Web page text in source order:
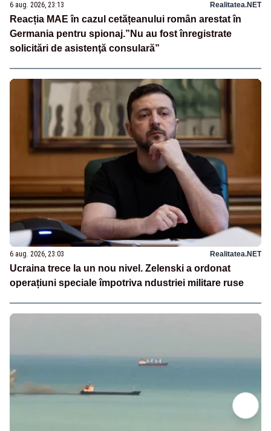
6 aug. 2026, 23:13 Realitatea.NET
Reacția MAE în cazul cetățeanului român arestat în
Germania pentru spionaj.”Nu au fost înregistrate
solicitări de asistenţă consulară”
6 aug. 2026, 23:03 Realitatea.NET
Ucraina trece la un nou nivel. Zelenski a ordonat
operațiuni speciale împotriva ndustriei militare ruse